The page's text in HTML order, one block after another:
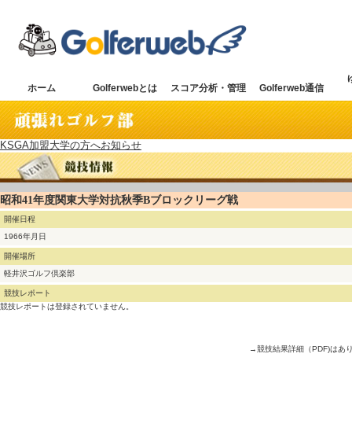
ホーム Golferwebとは スコア分析・管理 Golferweb通信
KSGA加盟大学の方へお知らせ
昭和41年度関東大学対抗秋季Bブロックリーグ戦
開催日程
1966年月日
開催場所
軽井沢ゴルフ倶楽部
競技レポート
競技レポートは登録されていません。
→競技結果詳細（PDF)はあ